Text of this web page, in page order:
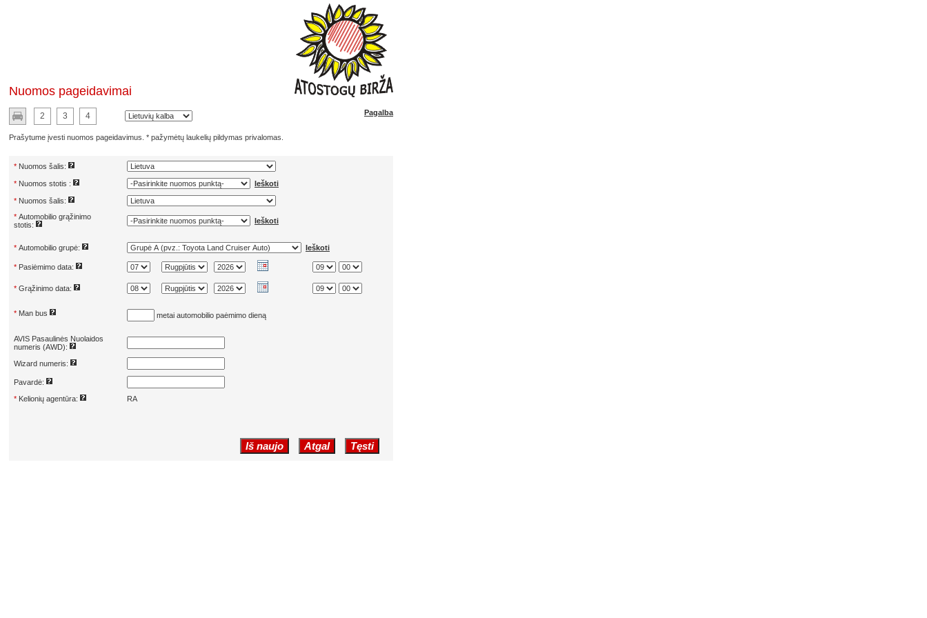
Nuomos pageidavimai
2 3 4 Pagalba
Prašytume įvesti nuomos pageidavimus. * pažymėtų laukelių pildymas privalomas.
* Nuomos šalis:
* Nuomos stotis : Ieškoti
* Nuomos šalis:
* Automobilio grąžinimo
stotis:
Ieškoti
* Automobilio grupė: Ieškoti
* Pasiėmimo data:
* Grąžinimo data:
* Man bus metai automobilio paėmimo dieną
AVIS Pasaulinės Nuolaidos
numeris (AWD):
Wizard numeris:
Pavardė:
* Kelionių agentūra: RA